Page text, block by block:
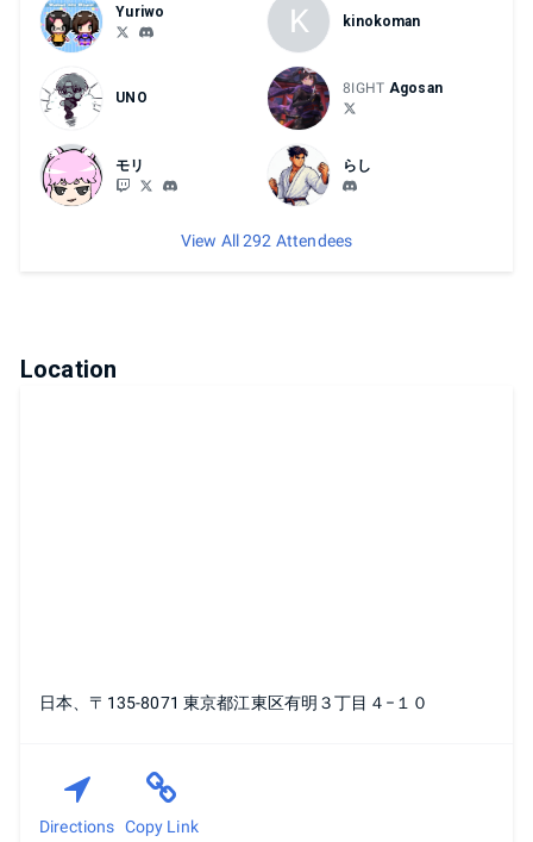
Yuriwo K kinokoman
UNO
8IGHT Agosan
モリ らし
View All 292 Attendees
Location
日本、〒135-8071 東京都江東区有明３丁目４−１０
Directions Copy Link